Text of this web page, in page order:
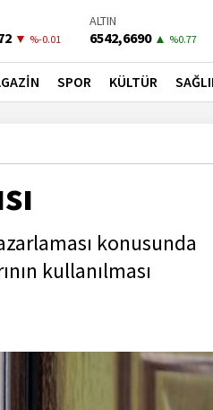
▼ %-0.01
ALTIN
6542,6690 ▲ %0.77
▲ %0.05
BONO
41,5300 ▼ %-0.02
SPOR KÜLTÜR
konusunda
kullanılması